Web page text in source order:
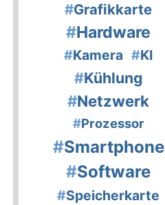
#Grafikkarte
#Hardware
#Kamera #KI
#Kühlung
#Netzwerk
#Prozessor
#Smartphone
#Software
#Speicherkarte